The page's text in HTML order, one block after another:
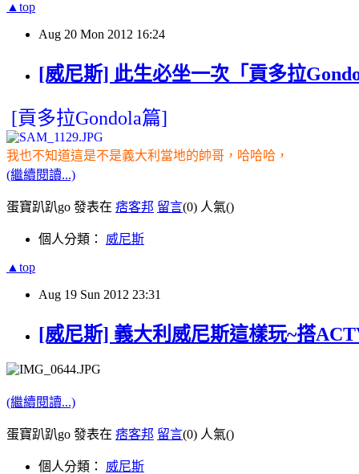
▲top
Aug 20 Mon 2012 16:24
[威尼斯] 此生必坐一次「貢多拉
[貢多拉Gondola篇]
我也不知道這是不是義大利當地的帥哥，哈哈哈，
(繼續閱讀...)
蛋寶趴趴go 發表在 痞客邦 留言(0) 人氣()
個人分類： 威尼斯
▲top
Aug 19 Sun 2012 23:31
[威尼斯] 義大利威尼斯這樣玩~搭
(繼續閱讀...)
蛋寶趴趴go 發表在 痞客邦 留言(0) 人氣()
個人分類： 威尼斯